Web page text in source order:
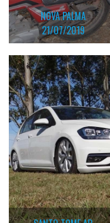
NOVA PALMA
21/07/2019